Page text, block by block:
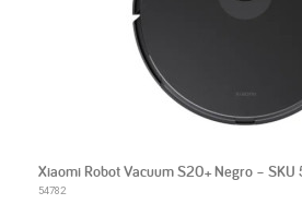
Xiaomi Robot Vacuum S20+ Negro – SKU
54782